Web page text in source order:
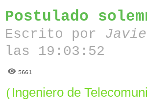
Postulado
Escrito por
las 19:03:52
5661
( Ingeniero de